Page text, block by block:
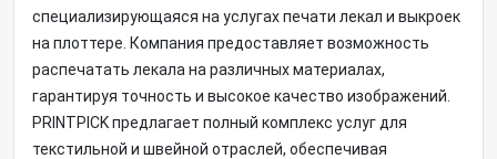
специализирующаяся на услугах печати лекал и выкроек
на плоттере. Компания предоставляет возможность
распечатать лекала на различных материалах,
гарантируя точность и высокое качество изображений.
PRINTPICK предлагает полный комплекс услуг для
текстильной и швейной отраслей, обеспечивая